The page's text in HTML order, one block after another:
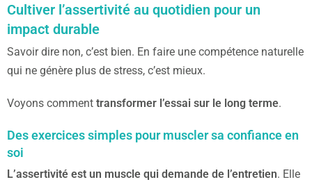
Cultiver l’assertivité au quotidien pour un
impact durable
Savoir dire non, c’est bien. En faire une compétence naturelle
qui ne génère plus de stress, c’est mieux.
Voyons comment transformer l’essai sur le long terme.
Des exercices simples pour muscler sa confiance en
soi
L’assertivité est un muscle qui demande de l’entretien. Elle